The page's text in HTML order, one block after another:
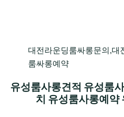
대전라운딩룸싸롱문의,대
룸싸롱예약
유성룸사롱견적 유성룸
치 유성룸사롱예약